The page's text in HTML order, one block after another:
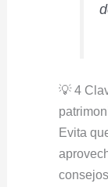
💡 4
Evita